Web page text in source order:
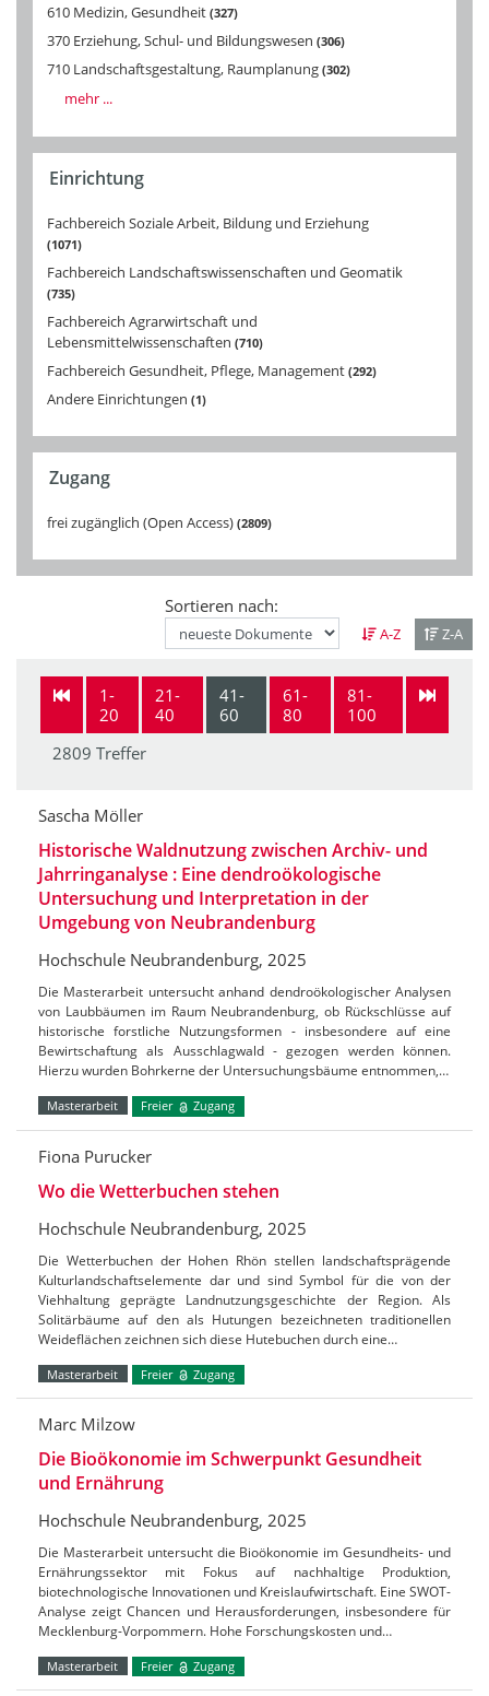
610 Medizin, Gesundheit 327
370 Erziehung, Schul- und Bildungswesen 306
710 Landschaftsgestaltung, Raumplanung 302
mehr ...
Einrichtung
Fachbereich Soziale Arbeit, Bildung und Erziehung
1071
Fachbereich Landschaftswissenschaften und Geomatik
735
Fachbereich Agrarwirtschaft und
Lebensmittelwissenschaften 710
Fachbereich Gesundheit, Pflege, Management 292
Andere Einrichtungen 1
Zugang
frei zugänglich (Open Access) 2809
Sortieren nach:
A-Z Z-A
1-
20
21-
40
41-
60
61-
80
81-
100
2809 Treffer
Sascha Möller
Historische Waldnutzung zwischen Archiv- und
Jahrringanalyse : Eine dendroökologische
Untersuchung und Interpretation in der
Umgebung von Neubrandenburg
Hochschule Neubrandenburg, 2025
Die Masterarbeit untersucht anhand dendroökologischer Analysen
von Laubbäumen im Raum Neubrandenburg, ob Rückschlüsse auf
historische forstliche Nutzungsformen - insbesondere auf eine
Bewirtschaftung als Ausschlagwald - gezogen werden können.
Hierzu wurden Bohrkerne der Untersuchungsbäume entnommen,…
Masterarbeit Freier Zugang
Fiona Purucker
Wo die Wetterbuchen stehen
Hochschule Neubrandenburg, 2025
Die Wetterbuchen der Hohen Rhön stellen landschaftsprägende
Kulturlandschaftselemente dar und sind Symbol für die von der
Viehhaltung geprägte Landnutzungsgeschichte der Region. Als
Solitärbäume auf den als Hutungen bezeichneten traditionellen
Weideflächen zeichnen sich diese Hutebuchen durch eine…
Masterarbeit Freier Zugang
Marc Milzow
Die Bioökonomie im Schwerpunkt Gesundheit
und Ernährung
Hochschule Neubrandenburg, 2025
Die Masterarbeit untersucht die Bioökonomie im Gesundheits- und
Ernährungssektor mit Fokus auf nachhaltige Produktion,
biotechnologische Innovationen und Kreislaufwirtschaft. Eine SWOT-
Analyse zeigt Chancen und Herausforderungen, insbesondere für
Mecklenburg-Vorpommern. Hohe Forschungskosten und…
Masterarbeit Freier Zugang